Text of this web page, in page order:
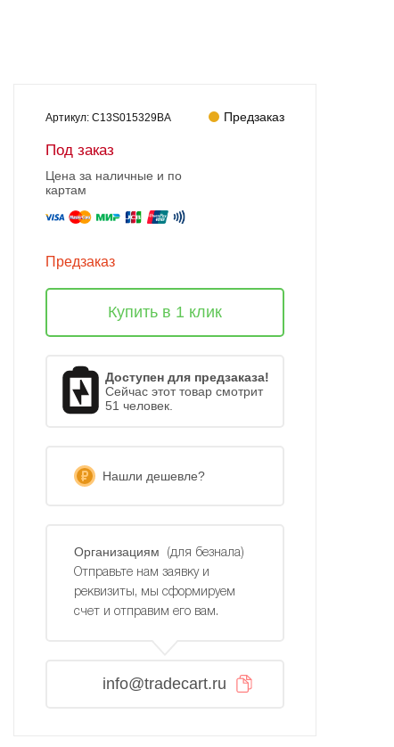
Артикул: C13S015329BA Предзаказ
Под заказ
Цена за наличные и по
картам
Предзаказ
Купить в 1 клик
Доступен для предзаказа!
Сейчас этот товар смотрит
51 человек.
Нашли дешевле?
Организациям
(для безнала)
Отправьте нам заявку и
реквизиты, мы сформируем
счет и отправим его вам.
info@tradecart.ru